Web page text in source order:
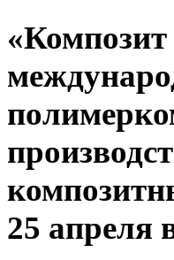
«Композит
25 апреля